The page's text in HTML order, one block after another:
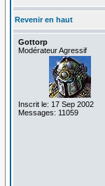
Revenir en haut
Gottorp
Modérateur Agressif
Inscrit le: 17 Sep 2002
Messages: 11059